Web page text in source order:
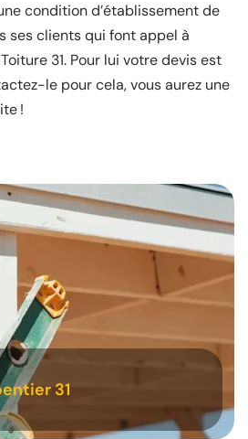
condition d’établissement de
ses clients qui font appel à
31. Pour lui votre devis est
le pour cela, vous aurez une
!
31